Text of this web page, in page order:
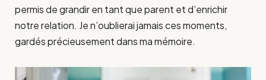
permis de grandir en tant que parent et d’enrichir
notre relation. Je n’oublierai jamais ces moments,
gardés précieusement dans ma mémoire.